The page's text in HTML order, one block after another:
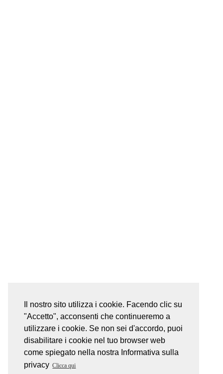
Il nostro sito utilizza i cookie. Facendo clic su
"Accetto", acconsenti che continueremo a
utilizzare i cookie. Se non sei d'accordo, puoi
disabilitare i cookie nel tuo browser web
come spiegato nella nostra Informativa sulla
privacy Clicca qui